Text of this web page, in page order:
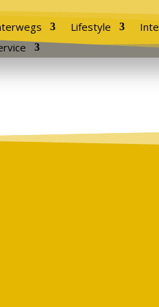
Lifestyle